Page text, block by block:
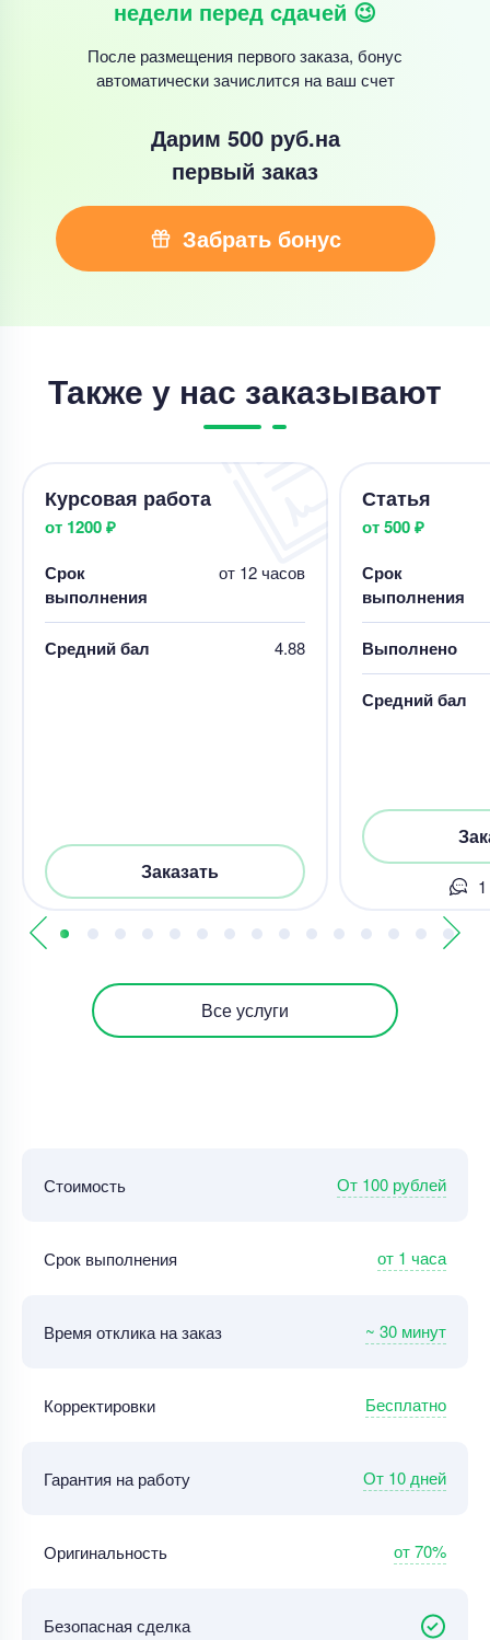
недели перед сдачей 😉
После размещения первого заказа, бонус
автоматически зачислится на ваш счет
Дарим 500 руб.на
первый заказ
Забрать бонус
Также у нас заказывают
Курсовая работа
от 1200 ₽
Срок
выполнения
от 12 часов
Средний бал 4.88
Заказать
Статья
от 500 ₽
Срок
выполнения
Выполнено
Средний бал
Все услуги
Стоимость От 100 рублей
Срок выполнения от 1 часа
Время отклика на заказ ~ 30 минут
Корректировки Бесплатно
Гарантия на работу От 10 дней
Оригинальность от 70%
Безопасная сделка